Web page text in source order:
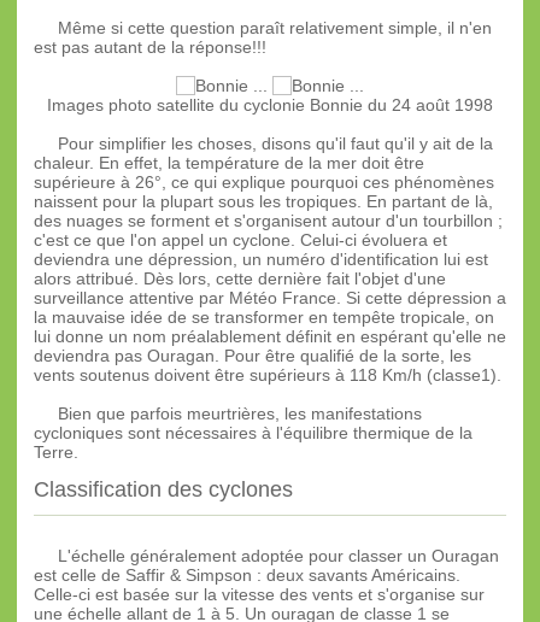
Même si cette question paraît relativement simple, il n'en
est pas autant de la réponse!!!
Images photo satellite du cyclonie Bonnie du 24 août 1998
Pour simplifier les choses, disons qu'il faut qu'il y ait de la
chaleur. En effet, la température de la mer doit être
supérieure à 26°, ce qui explique pourquoi ces phénomènes
naissent pour la plupart sous les tropiques. En partant de là,
des nuages se forment et s'organisent autour d'un tourbillon ;
c'est ce que l'on appel un cyclone. Celui-ci évoluera et
deviendra une dépression, un numéro d'identification lui est
alors attribué. Dès lors, cette dernière fait l'objet d'une
surveillance attentive par Météo France. Si cette dépression a
la mauvaise idée de se transformer en tempête tropicale, on
lui donne un nom préalablement définit en espérant qu'elle ne
deviendra pas Ouragan. Pour être qualifié de la sorte, les
vents soutenus doivent être supérieurs à 118 Km/h (classe1).
Bien que parfois meurtrières, les manifestations
cycloniques sont nécessaires à l'équilibre thermique de la
Terre.
Classification des cyclones
L'échelle généralement adoptée pour classer un Ouragan
est celle de Saffir & Simpson : deux savants Américains.
Celle-ci est basée sur la vitesse des vents et s'organise sur
une échelle allant de 1 à 5. Un ouragan de classe 1 se